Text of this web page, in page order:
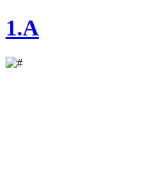
1.A